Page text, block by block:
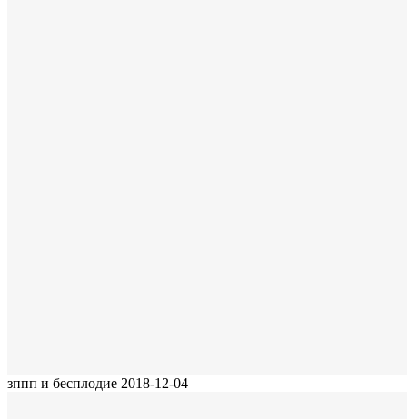
зппп и бесплодие 2018-12-04